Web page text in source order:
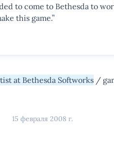
to come to Bethesda to
this game.”
at Bethesda Softworks /
15 февраля 2008 г.